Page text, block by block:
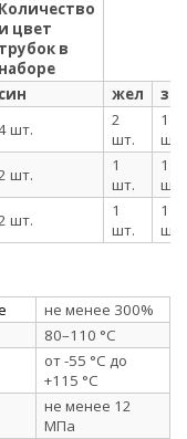
Количество
и цвет
трубок в
наборе
син жел
зел
шт.
2
шт.
1
шт.
шт.
1
шт.
1
шт.
шт.
1
шт.
1
шт.
не менее 300%
80–110 °C
от -55 °C до
+115 °C
не менее 12
МПа